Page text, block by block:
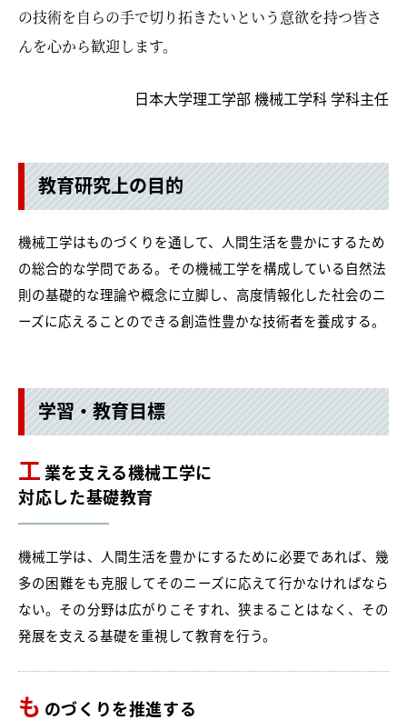
の技術を自らの手で切り拓きたいという意欲を持つ皆さ
んを心から歓迎します。
日本大学理工学部 機械工学科 学科主任
教育研究上の目的
機械工学はものづくりを通して、人間生活を豊かにするため
の総合的な学問である。その機械工学を構成している自然法
則の基礎的な理論や概念に立脚し、高度情報化した社会のニ
ーズに応えることのできる創造性豊かな技術者を養成する。
学習・教育目標
工 業を支える機械工学に
対応した基礎教育
機械工学は、人間生活を豊かにするために必要であれば、幾
多の困難をも克服してそのニーズに応えて行かなければなら
ない。その分野は広がりこそすれ、狭まることはなく、その
発展を支える基礎を重視して教育を行う。
も のづくりを推進する